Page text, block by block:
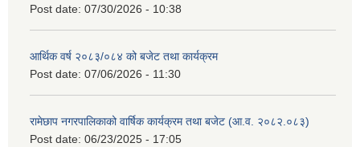
Post date: 07/30/2026 - 10:38
आर्थिक वर्ष २०८३/०८४ को बजेट तथा कार्यक्रम
Post date: 07/06/2026 - 11:30
रामेछाप नगरपालिकाको वार्षिक कार्यक्रम तथा बजेट (आ.व. २०८२.०८३)
Post date: 06/23/2025 - 17:05